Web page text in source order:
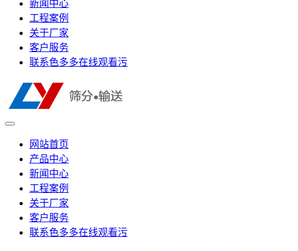
新闻中心
工程案例
关于厂家
客户服务
联系色多多在线观看污
网站首页
产品中心
新闻中心
工程案例
关于厂家
客户服务
联系色多多在线观看污